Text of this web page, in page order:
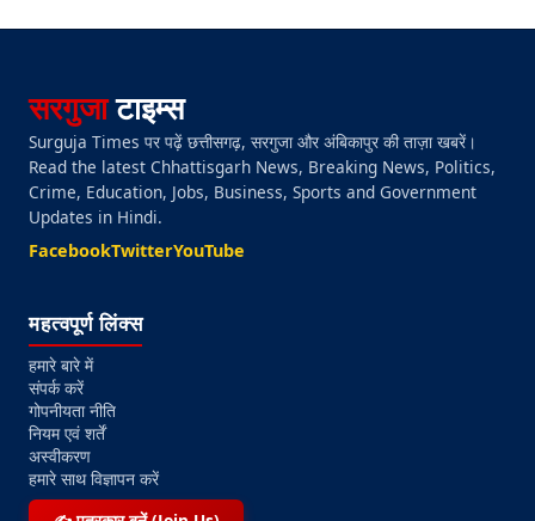
सरगुजाटाइम्स
Surguja Times पर पढ़ें छत्तीसगढ़, सरगुजा और अंबिकापुर की ताज़ा खबरें।
Read the latest Chhattisgarh News, Breaking News, Politics,
Crime, Education, Jobs, Business, Sports and Government
Updates in Hindi.
FacebookTwitterYouTube
महत्वपूर्ण लिंक्स
हमारे बारे में
संपर्क करें
गोपनीयता नीति
नियम एवं शर्तें
अस्वीकरण
हमारे साथ विज्ञापन करें